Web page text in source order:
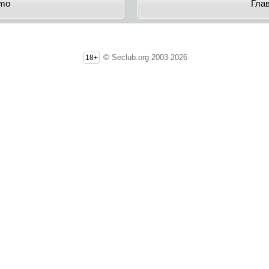
18+ © Seclub.org 2003-2026